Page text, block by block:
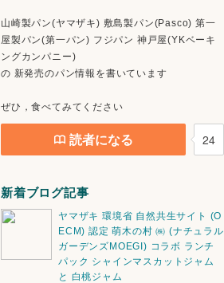
山崎製パン(ヤマザキ) 敷島製パン(Pasco) 第一
屋製パン(第一パン) フジパン 神戸屋(YKベーキ
ングカンパニー)
の 新発売のパン情報を書いています
ぜひ，食べてみてください
読者になる 24
新着ブログ記事
ヤマザキ 環境省 自然共生サイト (O
ECM) 認定 萌木の村 ㈱ (ナチュラル
ガーデンズMOEGI) コラボ ランチ
パック シャインマスカットジャム
と 白桃ジャム